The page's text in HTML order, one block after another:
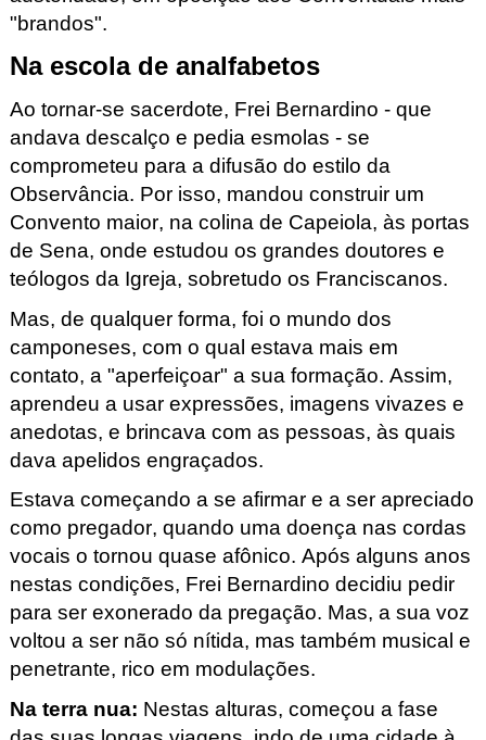
"brandos".
Na escola de analfabetos
Ao tornar-se sacerdote, Frei Bernardino - que
andava descalço e pedia esmolas - se
comprometeu para a difusão do estilo da
Observância. Por isso, mandou construir um
Convento maior, na colina de Capeiola, às portas
de Sena, onde estudou os grandes doutores e
teólogos da Igreja, sobretudo os Franciscanos.
Mas, de qualquer forma, foi o mundo dos
camponeses, com o qual estava mais em
contato, a "aperfeiçoar" a sua formação. Assim,
aprendeu a usar expressões, imagens vivazes e
anedotas, e brincava com as pessoas, às quais
dava apelidos engraçados.
Estava começando a se afirmar e a ser apreciado
como pregador, quando uma doença nas cordas
vocais o tornou quase afônico. Após alguns anos
nestas condições, Frei Bernardino decidiu pedir
para ser exonerado da pregação. Mas, a sua voz
voltou a ser não só nítida, mas também musical e
penetrante, rico em modulações.
Na terra nua: Nestas alturas, começou a fase